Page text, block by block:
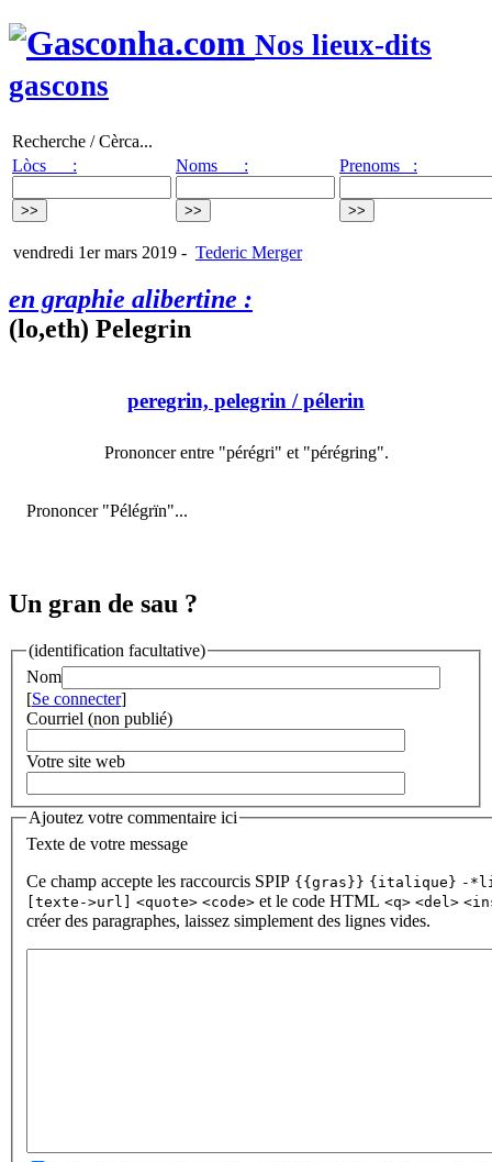
Nos lieux-dits
gascons
Recherche / Cèrca...
Lòcs :
Noms : Prenoms :
vendredi 1er mars 2019 - Tederic Merger
en graphie alibertine :
(lo,eth) Pelegrin
peregrin, pelegrin / pélerin
Prononcer entre "pérégri" et "pérégring".
Prononcer "Pélégrïn"...
Un gran de sau ?
(identification facultative)
Nom
[Se connecter]
Courriel (non publié)
Votre site web
Ajoutez votre commentaire ici
Texte de votre message
Ce champ accepte les raccourcis SPIP {{gras}} {italique} -
[texte->url] <quote> <code> et le code HTML <q> <del>
créer des paragraphes, laissez simplement des lignes vides.